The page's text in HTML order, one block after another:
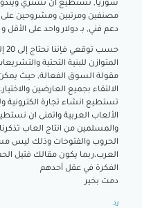
سوريا, تستطيع أن تشتري
مصنفين ومرتبين ومشروحين
دعم فني, بـ دولار واحد على الأقل و 3 دولار على الأكثر.
المتوازن للبنية التحتية
مقولة السوق الفعالة, حيث
الالتقاء بجميع العارضين
تستطيع انشاء تجارة
الألعاب العربية واتمنى ان
والمسلمين من انتاج العاب
الحروب والفتوحات وذلك ليس
العرب،ربما يكون مقالك فتيل
الفكرة في عقل أحدهم
دمت بخير
رد